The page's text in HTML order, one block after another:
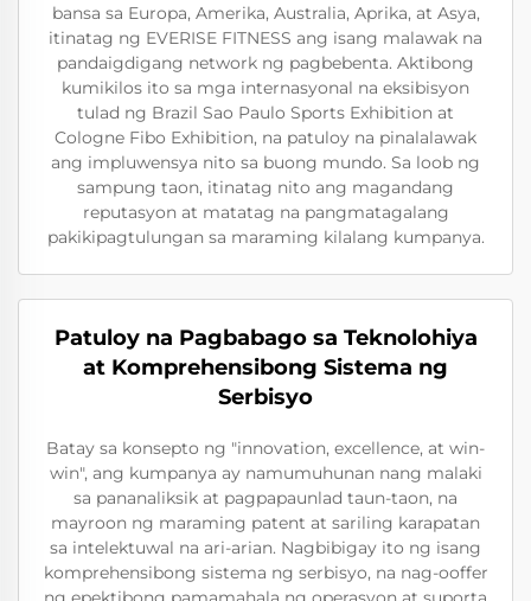
bansa sa Europa, Amerika, Australia, Aprika, at Asya,
itinatag ng EVERISE FITNESS ang isang malawak na
pandaigdigang network ng pagbebenta. Aktibong
kumikilos ito sa mga internasyonal na eksibisyon
tulad ng Brazil Sao Paulo Sports Exhibition at
Cologne Fibo Exhibition, na patuloy na pinalalawak
ang impluwensya nito sa buong mundo. Sa loob ng
sampung taon, itinatag nito ang magandang
reputasyon at matatag na pangmatagalang
pakikipagtulungan sa maraming kilalang kumpanya.
Patuloy na Pagbabago sa Teknolohiya
at Komprehensibong Sistema ng
Serbisyo
Batay sa konsepto ng "innovation, excellence, at win-
win", ang kumpanya ay namumuhunan nang malaki
sa pananaliksik at pagpapaunlad taun-taon, na
mayroon ng maraming patent at sariling karapatan
sa intelektuwal na ari-arian. Nagbibigay ito ng isang
komprehensibong sistema ng serbisyo, na nag-ooffer